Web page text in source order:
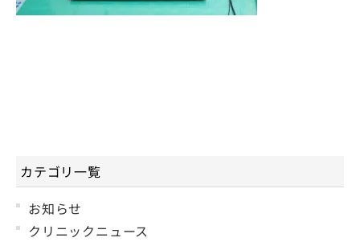
カテゴリ一覧
お知らせ
クリニックニュース